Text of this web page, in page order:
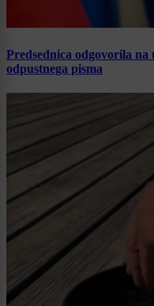
Predsednica odgovorila
odpustnega pisma